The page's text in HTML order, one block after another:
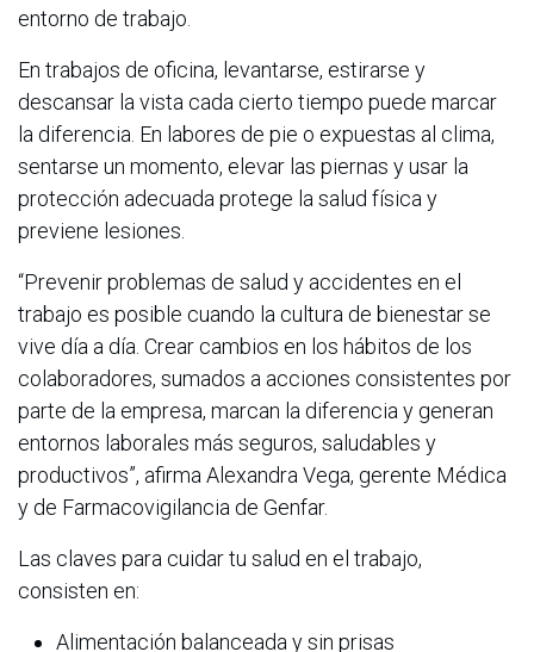
entorno de trabajo.
En trabajos de oficina, levantarse, estirarse y
descansar la vista cada cierto tiempo puede marcar
la diferencia. En labores de pie o expuestas al clima,
sentarse un momento, elevar las piernas y usar la
protección adecuada protege la salud física y
previene lesiones.
“Prevenir problemas de salud y accidentes en el
trabajo es posible cuando la cultura de bienestar se
vive día a día. Crear cambios en los hábitos de los
colaboradores, sumados a acciones consistentes por
parte de la empresa, marcan la diferencia y generan
entornos laborales más seguros, saludables y
productivos”, afirma Alexandra Vega, gerente Médica
y de Farmacovigilancia de Genfar.
Las claves para cuidar tu salud en el trabajo,
consisten en:
Alimentación balanceada y sin prisas